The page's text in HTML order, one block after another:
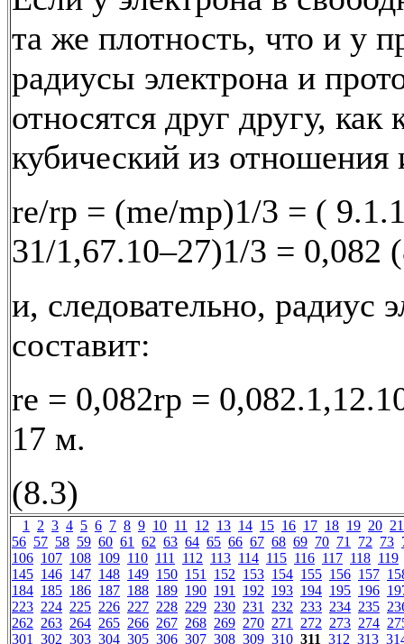
та же плотность, что и у
радиусы электрона и
относятся друг другу, как
кубический из отношения
re/rp = (me/mp)1/3 = (
31/1,67.10–27)1/3 = 0,082
и, следовательно, радиус
составит:
re = 0,082rp =
17 м.
(8.3)
1 2 3 4 5 6 7 8 9 10 11 12 13 14 15 16 17 18 19 20 21
56 57 58 59 60 61 62 63 64 65 66 67 68 69 70 71 72 73
106 107 108 109 110 111 112 113 114 115 116 117 118 119
145 146 147 148 149 150 151 152 153 154 155 156 157
184 185 186 187 188 189 190 191 192 193 194 195 196
223 224 225 226 227 228 229 230 231 232 233 234 235
262 263 264 265 266 267 268 269 270 271 272 273 274
301 302 303 304 305 306 307 308 309 310 311 312 313